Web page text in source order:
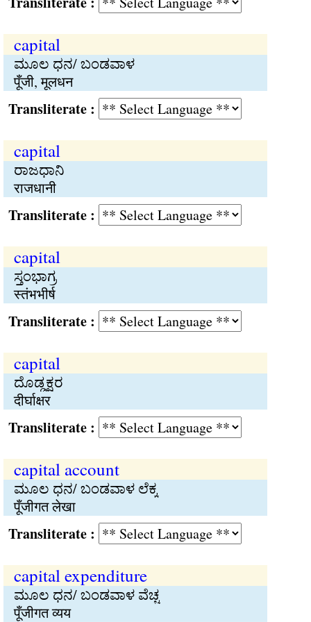
capital
ಮೂಲ ಧನ/ ಬಂಡವಾಳ
पूँजी, मूलधन
:
capital
ರಾಜಧಾನಿ
राजधानी
:
capital
ಸ್ತಂಭಾಗ್ರ
स्तंभभीर्ष
:
capital
ದೊಡ್ಡಕ್ಷರ
दीर्घाक्षर
:
capital account
ಮೂಲ ಧನ/ ಬಂಡವಾಳ ಲೆಕ್ಕ
पूँजीगत लेखा
:
capital expenditure
ಮೂಲ ಧನ/ ಬಂಡವಾಳ ವೆಚ್ಚ
पूँजीगत व्यय